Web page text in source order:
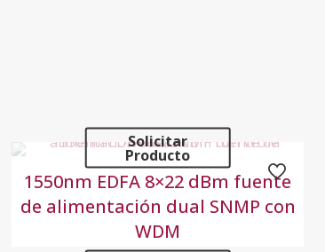
Solicitar
Producto
1550nm EDFA 8×22 dBm fuente
de alimentación dual SNMP con
WDM